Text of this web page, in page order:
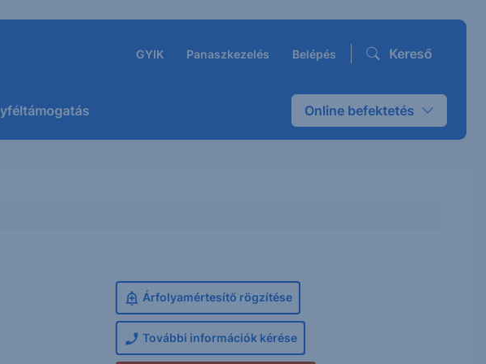
GYIK Panaszkezelés Belépés Kereső
Online befektetés
Árfolyamértesítő rögzítése
További információk kérése